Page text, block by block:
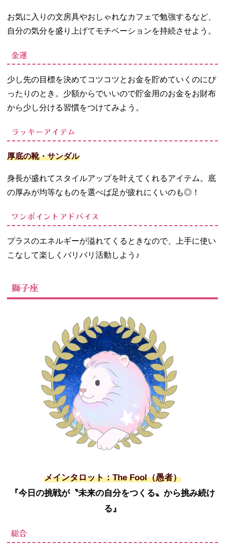
お気に入りの文房具やおしゃれなカフェで勉強するなど、
自分の気分を盛り上げてモチベーションを持続させよう。
金運
少し先の目標を決めてコツコツとお金を貯めていくのにぴ
ったりのとき。少額からでいいので貯金用のお金をお財布
から少し分ける習慣をつけてみよう。
ラッキーアイテム
厚底の靴・サンダル
身長が盛れてスタイルアップを叶えてくれるアイテム。底
の厚みが均等なものを選べば足が疲れにくいのも◎！
ワンポイントアドバイス
プラスのエネルギーが溢れてくるときなので、上手に使い
こなして楽しくバリバリ活動しよう♪
獅子座
メインタロット：The Fool（愚者）
『今日の挑戦が〝未来の自分をつくる〟から挑み続け
る』
総合